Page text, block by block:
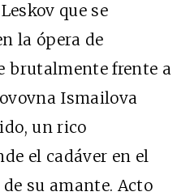
que se
la ópera de
brutalmente frente a
Ismailova
un rico
el cadáver en el
su amante. Acto